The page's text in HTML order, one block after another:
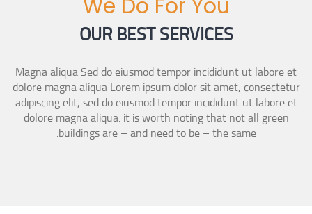
We Do For You
OUR BEST SERVICES
Magna aliqua Sed do eiusmod tempor incididunt ut labore et
dolore magna aliqua Lorem ipsum dolor sit amet, consectetur
adipiscing elit, sed do eiusmod tempor incididunt ut labore et
dolore magna aliqua. it is worth noting that not all green
buildings are – and need to be – the same.